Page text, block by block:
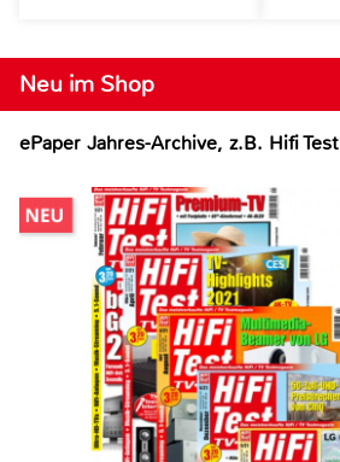
Neu im Shop
ePaper Jahres-Archive, z.B. Hifi Test